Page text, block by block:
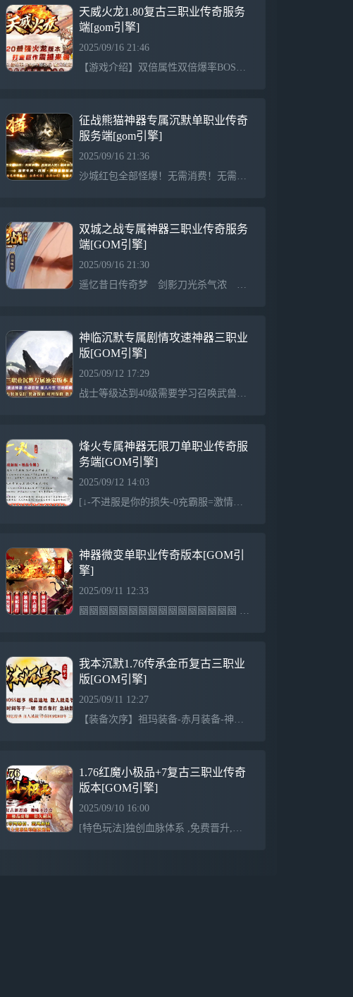
天威火龙1.80复古三职业传奇服务
端[gom引擎]
2025/09/16 21:46
【游戏介绍】双倍属性双倍爆率BOSS爆极品魔龙教主爆一切【游戏介绍】重金推广只为人气散人称王拒绝套路无待遇 无比例 长期公平公正稳定开放 纯散人 【游戏介绍】元宝比例：1：1000，单次100元RMB以上多充多送 ！【游戏介绍】第3天合区后拿沙,首次攻城奖励30W元宝+沙城捐献（保底1888无上限）老区10万+红包！！
征战熊猫神器专属沉默单职业传奇
服务端[gom引擎]
2025/09/16 21:36
沙城红包全部怪爆！无需消费！无需满人数！0冲拿沙！沙奖8888，独家专属沉默，神器全新玩法！特色财源滚滚！全屏吸怪！全屏切割！打怪爽翻天！
双城之战专属神器三职业传奇服务
端[GOM引擎]
2025/09/16 21:30
遥忆昔日传奇梦 剑影刀光杀气浓 兄弟情深悲欢共 夫妻恩爱生死同杀猫逐鹿出新村 斩妖除魔入盟重 近观绿涛汇碧海 远眺青山有苍松也曾毒蛇遭蛇吻 也曾矿工做苦工 也曾惊喜暴神兵 也曾郁闷砍蛆虫熬到三五学终技 从此天下我英雄 初次攻城显身手 沙城遍地是蛟龙道法施威电符猛 战士逞强火腾空 龙纹骨玉加裁决 对酒当歌铲皇宫三更战罢有余悸 旷野处处闻哀鸿 为报友仇下祖玛 为雪妻恨清蜈蚣哪有英雄怕诅咒 何来好汉惧名红 终日征战沙场上 怕死莫来传奇中
神临沉默专属剧情攻速神器三职业
版[GOM引擎]
2025/09/12 17:29
战士等级达到40级需要学习召唤武兽招出武兽，45级可以带1个武兽！！48级一只武兽神,48级送召唤武兽技能书，51级召唤一只武兽仙53级变异武兽55级变异武兽神欢迎来到由我公司独家制作的神临沉默，加群送礼包助新人发展。散人玩家建议玩道士，次选法师，不建议玩战士，战士需要朋友支援或中后期才牛逼。50级前送新手宝宝协助发展。开区领取在线泡点，选择初级地图，每个地图均有32000BOSS，运气好可一个BOSS致富。组队玩家可以选择中级地图。会员地图BOSS超多，爆率高，但需要50级哦，是必争地图。新手前期青蛙洞比
烽火专属神器无限刀单职业传奇服
务端[GOM引擎]
2025/09/12 14:03
[↓-不进服是你的损失-0充霸服=激情由此开始-↓]简单粗暴耐玩封G不伤脑攻速快吸血猛所有装备全靠打自动捡物，自动回收，自动挂机，穿戴提示，全部免费，轻松玩服，不累人无激情不传奇别人收费我白送别人免费我倒贴你可以充值但没有必要!永久回收充值装备满地爆花一分钱算我输无充值地图!中期地图刷新终极BOSS!新手也能打BOSS!散人牛逼横扫一切!Boss爆一切!终极全靠打!终极爆率高!人人终极装PK!略微花点时间0充全部毕业! !BosS爆一切!终极全靠打!终极爆率高!人人终极装PK!略微花点时间0.充全部毕业!
神器微变单职业传奇版本[GOM引
擎]
2025/09/11 12:33
圝圝圝圝圝圝圝圝圝圝圝圝圝圝圝圝 ╔┯╗╔┯╗╔┯╗╔┯╗ 圝圝 ┠经┨┠典┨┠再┨┠现┨ 圝圝 ╚┷╝╚┷╝╚┷╝╚┷╝ 圝圝—————————————圝圝 神器微变单职业 圝圝─────────────圝圝╔───────────╗圝圝│打造2018年最好玩的传奇│圝圝╚───────────╝圝圝─────────────圝圝★★ 长 期 稳 定 ★★圝圝★★ 复 古 耐 玩 ★★圝圝===================
我本沉默1.76传承金币复古三职业
版[GOM引擎]
2025/09/11 12:27
【装备次序】祖玛装备-赤月装备-神域装备-铜域装备-武神装备-阴龙爪装备-静寂装备-诅咒装备-蝴蝶装备-冰封装备-天下神套-火龙圣套。【系统提示】每个城市的安全区,都有一个“旅行者”,可以通过“旅行者”的“带你前往”功能,快速的前往你想去的地方。【账号安全】请保护好自己的帐号信息,加强防骗意识,勿贪小便宜,被盗,被骗,被爆,私下交易丢失一率不予找回！【千年树妖】盟重省(405,328),白日门(351,317),新月岛(168,406),废弃古都(123,404),毒蛇山谷(411,162),爆特殊戒指,以
1.76红魔小极品+7复古三职业传奇
版本[GOM引擎]
2025/09/10 16:00
[特色玩法]独创血脉体系 ,免费晋升,附带超强血技.首创神通体系,各种强大打怪增益独创装备修为体系,高极品几率觉醒, 狠强，[极品介绍]首饰最高极品+7。武器最高极品+ 10。极品爆率做了详细测试调整。既不难产也不泛滥.[装备介绍]所有装备单件触发,擼BOSS爆装备有+ -足的提升快感,装备全爆,装备回收处有详细的装备出处介绍[职业介绍]本服职业平衡做的很出色 ,战士前期能打BOSS ,道士后期PK也不鸡肋,法师一贯强,喜欢玩哪个职业,直接入手[宝宝介绍]法师8种宝宝 ,道士10种宝宝,强化了宝宝的辅助打怪